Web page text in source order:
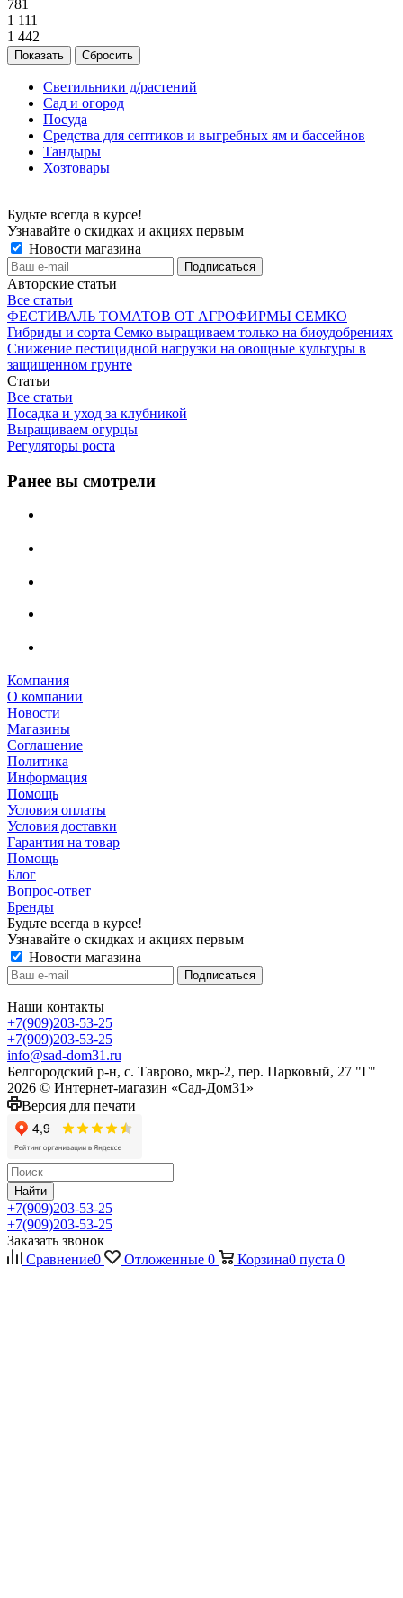
781
1 111
1 442
Сбросить
Светильники д/растений
Сад и огород
Посуда
Средства для септиков и выгребных ям и бассейнов
Тандыры
Хозтовары
Будьте всегда в курсе!
Узнавайте о скидках и акциях первым
Новости магазина
Авторские статьи
Все статьи
ФЕСТИВАЛЬ ТОМАТОВ ОТ АГРОФИРМЫ СЕМКО
Гибриды и сорта Семко выращиваем только на биоудобрениях
Снижение пестицидной нагрузки на овощные культуры в
защищенном грунте
Статьи
Все статьи
Посадка и уход за клубникой
Выращиваем огурцы
Регуляторы роста
Ранее вы смотрели
Компания
О компании
Новости
Магазины
Соглашение
Политика
Информация
Помощь
Условия оплаты
Условия доставки
Гарантия на товар
Помощь
Блог
Вопрос-ответ
Бренды
Будьте всегда в курсе!
Узнавайте о скидках и акциях первым
Новости магазина
Наши контакты
+7(909)203-53-25
+7(909)203-53-25
info@sad-dom31.ru
Белгородский р-н, с. Таврово, мкр-2, пер. Парковый, 27 "Г"
2026 © Интернет-магазин «Сад-Дом31»
Версия для печати
Найти
+7(909)203-53-25
+7(909)203-53-25
Заказать звонок
Сравнение0 Отложенные 0 Корзина0 пуста 0